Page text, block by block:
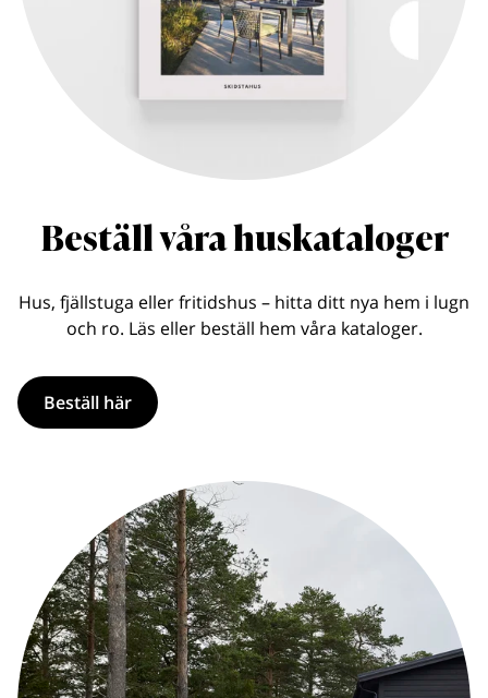
Beställ våra huskataloger
Hus, fjällstuga eller fritidshus – hitta ditt nya hem i lugn
och ro. Läs eller beställ hem våra kataloger.
Beställ här